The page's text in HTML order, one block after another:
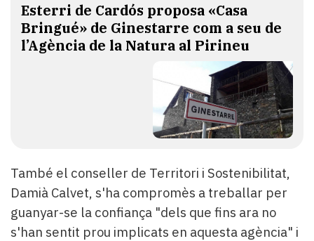
Esterri de Cardós proposa «Casa
Bringué» de Ginestarre com a seu de
l’Agència de la Natura al Pirineu
També el conseller de Territori i Sostenibilitat,
Damià Calvet, s'ha compromès a treballar per
guanyar-se la confiança "dels que fins ara no
s'han sentit prou implicats en aquesta agència" i